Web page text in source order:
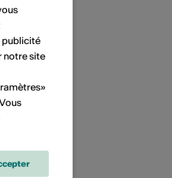
publicité
notre site